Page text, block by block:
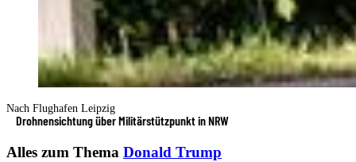
Nach Flughafen Leipzig
Drohnensichtung über Militärstützpunkt in NRW
Alles zum Thema Donald Trump